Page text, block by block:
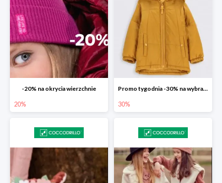
-20% na okrycia wierzchnie
20%
Promo tygodnia -30% na wybrane modele
30%